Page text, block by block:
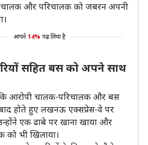
और परिचालक को जबरन अपनी
आपने 14% पढ़ लिया है
सहित बस को अपने साथ
आरोपी चालक-परिचालक और बस
होते हुए लखनऊ एक्सप्रेस-वे पर
एक ढाबे पर खाना खाया और
को भी खिलाया।